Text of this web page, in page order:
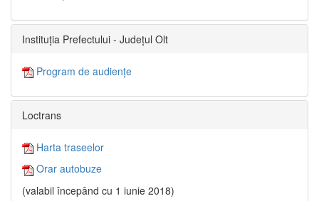
Instituția Prefectului - Județul Olt
Program de audiențe
Loctrans
Harta traseelor
Orar autobuze
(valabil începând cu 1 iunie 2018)